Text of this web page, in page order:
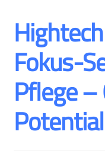
Fokus-
Pflege –